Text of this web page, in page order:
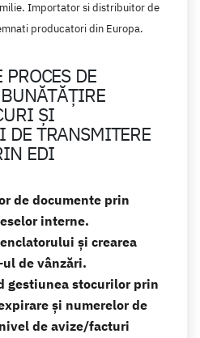
Importator si distribuitor de
producatori din Europa.
DE
ȘI
DE TRANSMITERE
EDI
de documente prin
interne.
și crearea
de vânzări.
gestiunea stocurilor prin
și numerelor de
de avize/facturi